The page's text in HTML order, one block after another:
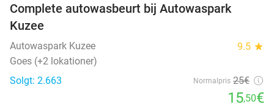
Complete autowasbeurt bij Autowaspark
Kuzee
Autowaspark Kuzee 9.5 star
Goes (+2 lokationer)
Solgt: 2.663
Normalpris 25€
15,50€